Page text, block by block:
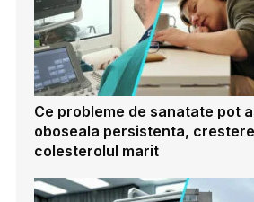
Ce probleme de sanatate pot
oboseala persistenta,
colesterolul marit